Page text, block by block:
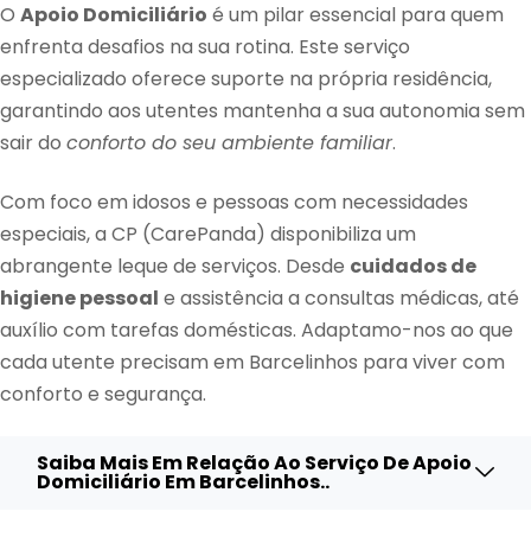
O Apoio Domiciliário é um pilar essencial para quem
enfrenta desafios na sua rotina. Este serviço
especializado oferece suporte na própria residência,
garantindo aos utentes mantenha a sua autonomia sem
sair do conforto do seu ambiente familiar.
Com foco em idosos e pessoas com necessidades
especiais, a CP (CarePanda) disponibiliza um
abrangente leque de serviços. Desde cuidados de
higiene pessoal e assistência a consultas médicas, até
auxílio com tarefas domésticas. Adaptamo-nos ao que
cada utente precisam em Barcelinhos para viver com
conforto e segurança.
Saiba Mais Em Relação Ao Serviço De Apoio
Domiciliário Em Barcelinhos..